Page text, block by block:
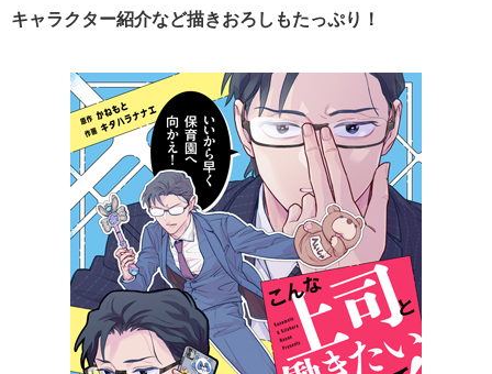
キャラクター紹介など描きおろしもたっぷり！